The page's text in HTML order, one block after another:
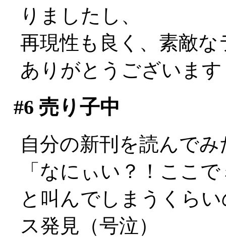
りましたし、
再現性も良く、素敵
ありがとうございま
#6 売り子中
自分の新刊を読んで
「なにぃい？！ここ
と叫んでしまうくら
ス発見（号泣）